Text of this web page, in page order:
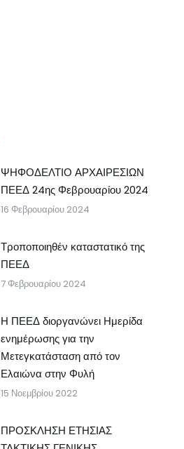
ΨΗΦΟΔΕΛΤΙΟ ΑΡΧΑΙΡΕΣΙΩΝ
ΠΕΕΔ 24ης Φεβρουαρίου 2024
16 Φεβρουαρίου 2024
Τροποποιηθέν καταστατικό της
ΠΕΕΔ
7 Φεβρουαρίου 2024
Η ΠΕΕΔ διοργανώνει Ημερίδα
ενημέρωσης για την
Μετεγκατάσταση από τον
Ελαιώνα στην Φυλή
15 Νοεμβρίου 2022
ΠΡΟΣΚΛΗΣΗ ΕΤΗΣΙΑΣ